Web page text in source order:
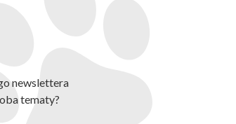
newslettera
tematy?